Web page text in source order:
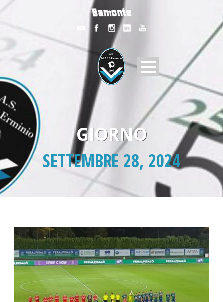
GIORNO
SETTEMBRE 28, 2024